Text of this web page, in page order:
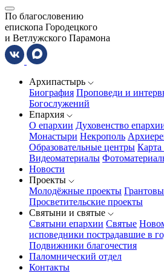
По благословению
епископа Городецкого
и Ветлужского Парамона
Архипастырь
Биография Проповеди и
Богослужений
Епархия
О епархии Духовенство
Монастыри Некрополь
Образовательные центры Карта
Видеоматериалы
Новости
Проекты
Молодёжные проекты
Просветительские проекты
Святыни и святые
Святыни епархии Святые
исповедники пострадавшие в
Подвижники благочестия
Паломнический отдел
Контакты